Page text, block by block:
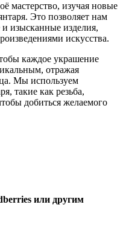
мастерство, изучая новые
Это позволяет нам
и изысканные изделия,
искусства.
каждое украшение
отражая
Мы используем
такие как резьба,
добиться желаемого
или другим